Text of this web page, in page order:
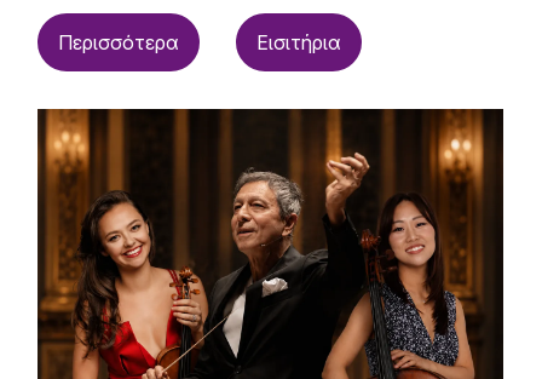
Περισσότερα Εισιτήρια